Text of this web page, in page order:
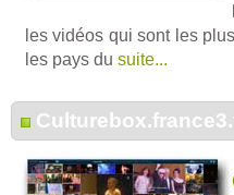
les vidéos qui sont les
les pays du suite...